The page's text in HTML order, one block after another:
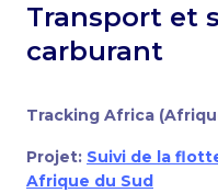
Transport et
carburant
Tracking Africa
Projet: Suivi de la
Afrique du Sud